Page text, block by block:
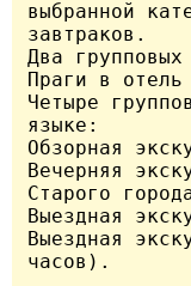
выбранной
завтраков.
Два
Праги в
Четыре
языке:
Обзорная
Вечерняя
Старого
Выездная
Выездная
часов).